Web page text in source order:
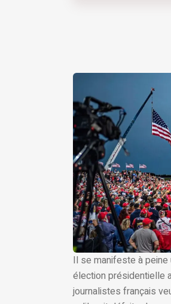
Il se manifeste à
élection présidentielle
journalistes français